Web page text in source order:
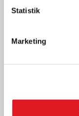
Statistik
Marketing
Reservedele